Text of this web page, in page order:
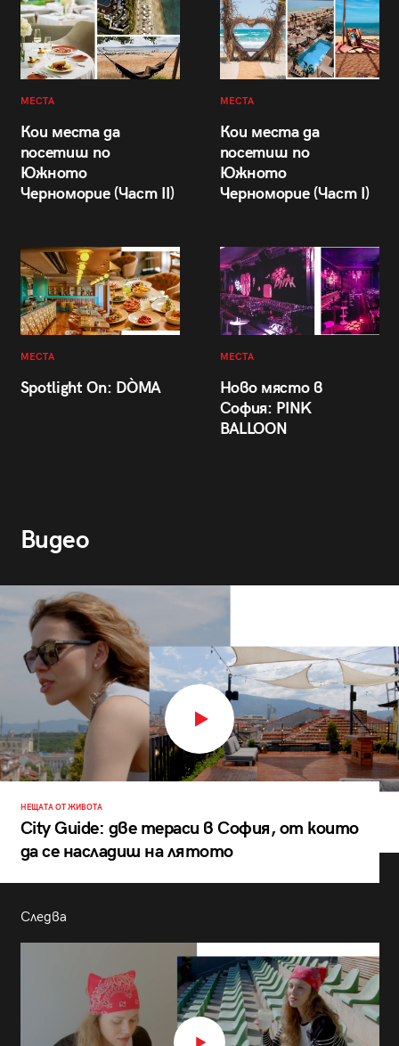
МЕСТА
Кои места да
посетиш по
Южното
Черноморие (Част II)
МЕСТА
Кои места да
посетиш по
Южното
Черноморие (Част I)
МЕСТА
Spotlight On: DÒMA
МЕСТА
Ново място в
София: PINK
BALLOON
Видео
НЕЩАТА ОТ ЖИВОТА
City Guide: две тераси в София, от които
да се насладиш на лятото
Следва